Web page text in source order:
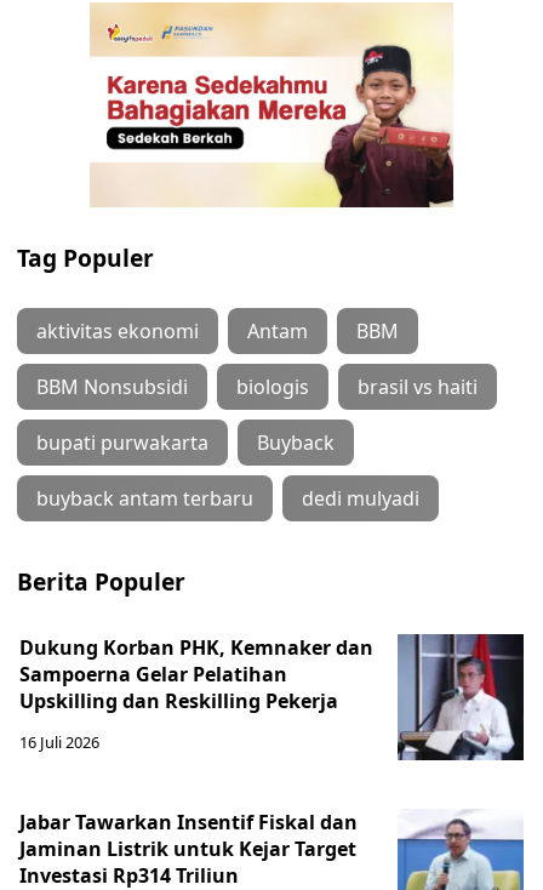
Tag Populer
aktivitas ekonomi Antam BBM
BBM Nonsubsidi biologis brasil vs haiti
bupati purwakarta Buyback
buyback antam terbaru dedi mulyadi
Berita Populer
Dukung Korban PHK, Kemnaker dan
Sampoerna Gelar Pelatihan
Upskilling dan Reskilling Pekerja
16 Juli 2026
Jabar Tawarkan Insentif Fiskal dan
Jaminan Listrik untuk Kejar Target
Investasi Rp314 Triliun